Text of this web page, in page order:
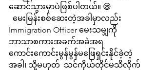
ဆောင်သွားမှာပဲဖြစ်ပါတယ်။ 😪
Immigration Officer မေးသမျှကို
ဘာသာစကားအခက်အခဲအရ
ကောင်းကောင်းမွန်မွန်မဖြေရှင်းနိုင်ခဲ့တဲ့
အခါ၊ သို့မဟုတ်  သင်ကိုယ်တိုင်မသိလိုက်